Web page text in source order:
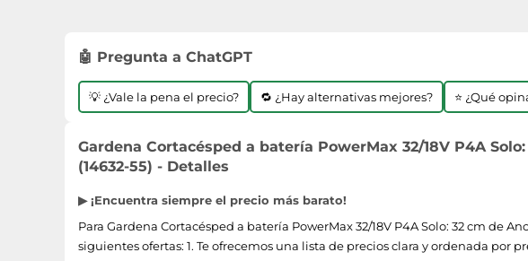
🤖 Pregunta a ChatGPT
💡 ¿Vale la pena el precio? 🔁 ¿Hay alternativas mejores? ⭐ ¿Qué
Gardena Cortacésped a batería PowerMax 32/18V P4A
(14632-55) - Detalles
▶ ¡Encuentra siempre el precio más barato!
Para Gardena Cortacésped a batería PowerMax 32/18V P4A Solo: 32 cm de
siguientes ofertas: 1. Te ofrecemos una lista de precios clara y ordenada por